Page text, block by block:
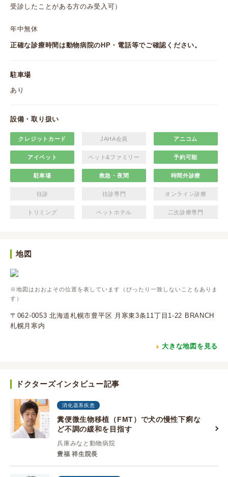
受診したことがある方のみ受入可）
年中無休
正確な診療時間は動物病院のHP・電話等でご確認ください。
駐車場
あり
設備・取り扱い
クレジットカード JAHA会員 アニコム
アイペット ペット&ファミリー 予約可能
駐車場 救急・夜間 時間外診療
往診 往診専門 オンライン診療
トリミング ペットホテル 二次診療専門
地図
※地図はおおよその位置を表しています（ぴったり一致しないこともありま
す）
〒062-0053 北海道札幌市豊平区 月寒東3条11丁目1-22 BRANCH
札幌月寒内
大きな地図を見る
ドクターズインタビュー記事
消化器系疾患
糞便微生物移植（FMT）で犬の慢性下痢な
ど不調の緩和を目指す
兵庫みなと動物病院
豊福 祥生院長